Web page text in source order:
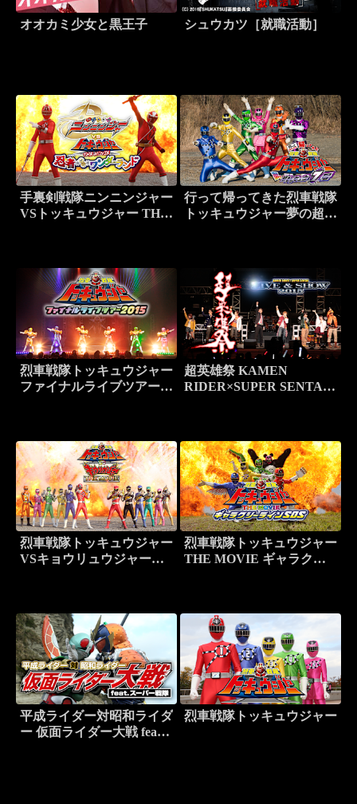
オオカミ少女と黒王子 シュウカツ［就職活動］
手裏剣戦隊ニンニンジャー
VSトッキュウジャー THE
行って帰ってきた烈車戦隊
トッキュウジャー夢の超ト
烈車戦隊トッキュウジャー
ファイナルライブツアー
超英雄祭 KAMEN
RIDER×SUPER SENTAI
烈車戦隊トッキュウジャー
VSキョウリュウジャー
烈車戦隊トッキュウジャー
THE MOVIE ギャラクシ
平成ライダー対昭和ライダ
ー 仮面ライダー大戦 feat.
烈車戦隊トッキュウジャー